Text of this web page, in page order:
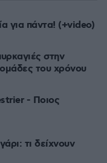
για πάντα! (+video)
στην
του χρόνου
- Ποιος
τι δείχνουν